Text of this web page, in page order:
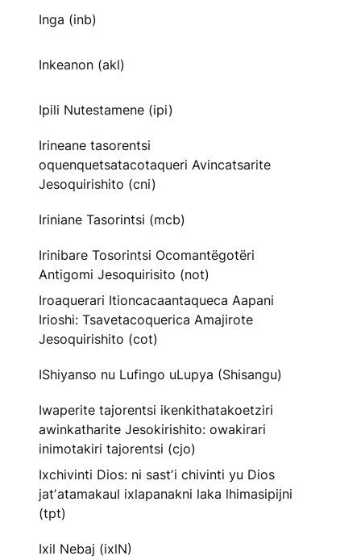
Inga (inb)
Inkeanon (akl)
Ipili Nutestamene (ipi)
Irineane tasorentsi
oquenquetsatacotaqueri Avincatsarite
Jesoquirishito (cni)
Iriniane Tasorintsi (mcb)
Irinibare Tosorintsi Ocomantëgotëri
Antigomi Jesoquirisito (not)
Iroaquerari Itioncacaantaqueca Aapani
Irioshi: Tsavetacoquerica Amajirote
Jesoquirishito (cot)
IShiyanso nu Lufingo uLupya (Shisangu)
Iwaperite tajorentsi ikenkithatakoetziri
awinkatharite Jesokirishito: owakirari
inimotakiri tajorentsi (cjo)
Ixchivinti Dios: ni sastʼi chivinti yu Dios
jatʼatamakaul ixlapanakni laka lhimasipijni
(tpt)
Ixil Nebaj (ixlN)